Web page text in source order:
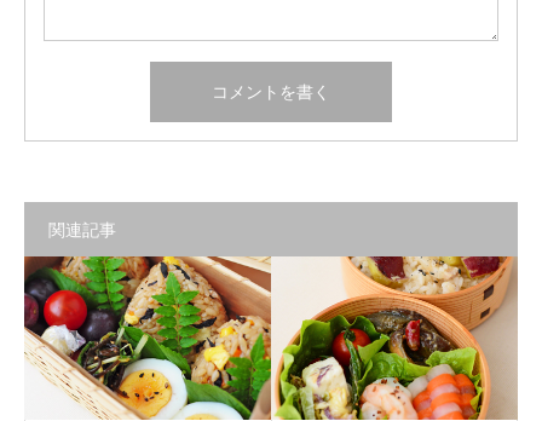
関連記事